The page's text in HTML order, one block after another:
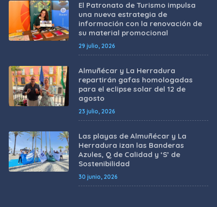
El Patronato de Turismo impulsa
una nueva estrategia de
información con la renovación de
su material promocional
29 julio, 2026
Almuñécar y La Herradura
repartirán gafas homologadas
para el eclipse solar del 12 de
agosto
23 julio, 2026
Las playas de Almuñécar y La
Herradura izan las Banderas
Azules, Q de Calidad y ‘S’ de
Sostenibilidad
30 junio, 2026